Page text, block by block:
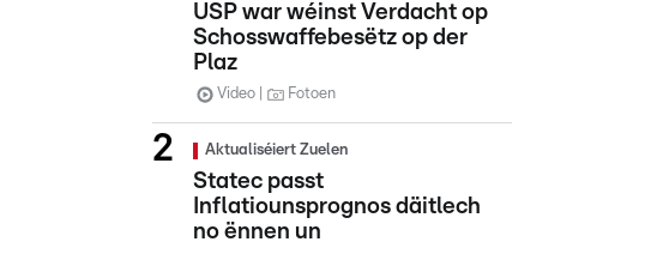
USP war wéinst Verdacht op
Schosswaffebesëtz op der
Plaz
Video Fotoen
Aktualiséiert Zuelen
Statec passt
Inflatiounsprognos däitlech
no ënnen un